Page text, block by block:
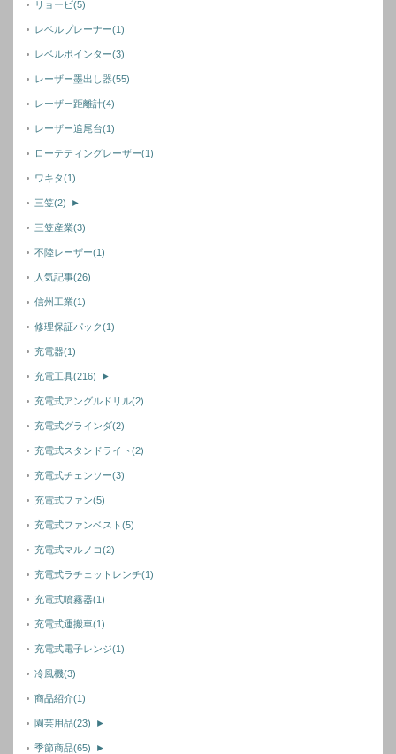
リョービ(5)
レベルプレーナー(1)
レベルポインター(3)
レーザー墨出し器(55)
レーザー距離計(4)
レーザー追尾台(1)
ローテティングレーザー(1)
ワキタ(1)
三笠(2) ►
三笠産業(3)
不陸レーザー(1)
人気記事(26)
信州工業(1)
修理保証パック(1)
充電器(1)
充電工具(216) ►
充電式アングルドリル(2)
充電式グラインダ(2)
充電式スタンドライト(2)
充電式チェンソー(3)
充電式ファン(5)
充電式ファンベスト(5)
充電式マルノコ(2)
充電式ラチェットレンチ(1)
充電式噴霧器(1)
充電式運搬車(1)
充電式電子レンジ(1)
冷風機(3)
商品紹介(1)
園芸用品(23) ►
季節商品(65) ►